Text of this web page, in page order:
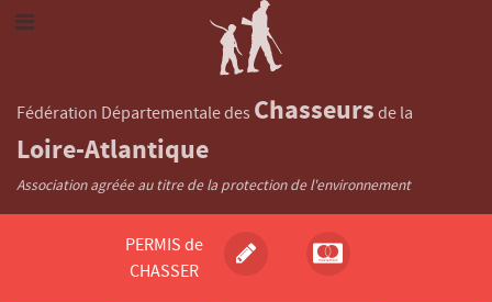
Fédération Départementale des Chasseurs de la
Loire-Atlantique
Association agréée au titre de la protection de l'environnement
PERMIS de
CHASSER